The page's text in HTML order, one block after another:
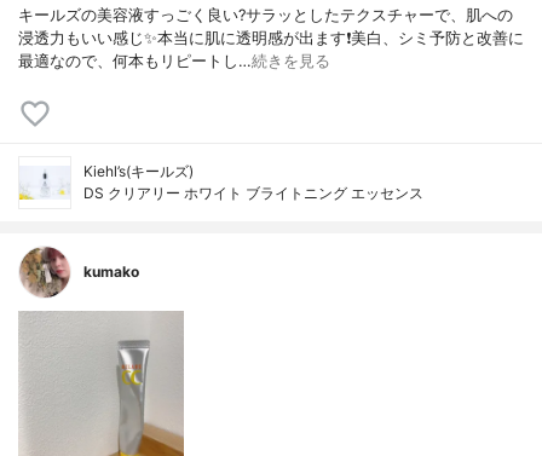
キールズの美容液すっごく良い?サラッとしたテクスチャーで、肌への
浸透力もいい感じ✨本当に肌に透明感が出ます❗️美白、シミ予防と改善に
最適なので、何本もリピートし…続きを見る
Kiehl’s(キールズ)
DS クリアリー ホワイト ブライトニング エッセンス
kumako